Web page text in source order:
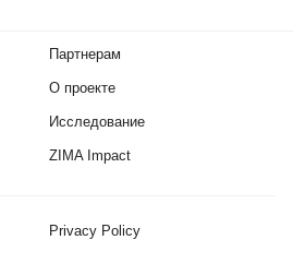
Партнерам
О проекте
Исследование
ZIMA Impact
Privacy Policy